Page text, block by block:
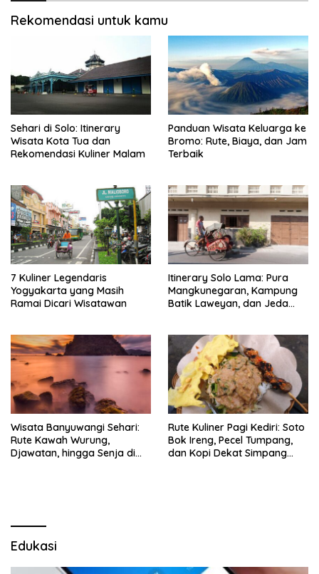
Rekomendasi untuk kamu
Sehari di Solo: Itinerary
Wisata Kota Tua dan
Rekomendasi Kuliner Malam
Panduan Wisata Keluarga ke
Bromo: Rute, Biaya, dan Jam
Terbaik
7 Kuliner Legendaris
Yogyakarta yang Masih
Ramai Dicari Wisatawan
Itinerary Solo Lama: Pura
Mangkunegaran, Kampung
Batik Laweyan, dan Jeda
Wisata Banyuwangi Sehari:
Rute Kawah Wurung,
Djawatan, hingga Senja di
Rute Kuliner Pagi Kediri: Soto
Bok Ireng, Pecel Tumpang,
dan Kopi Dekat Simpang
Edukasi